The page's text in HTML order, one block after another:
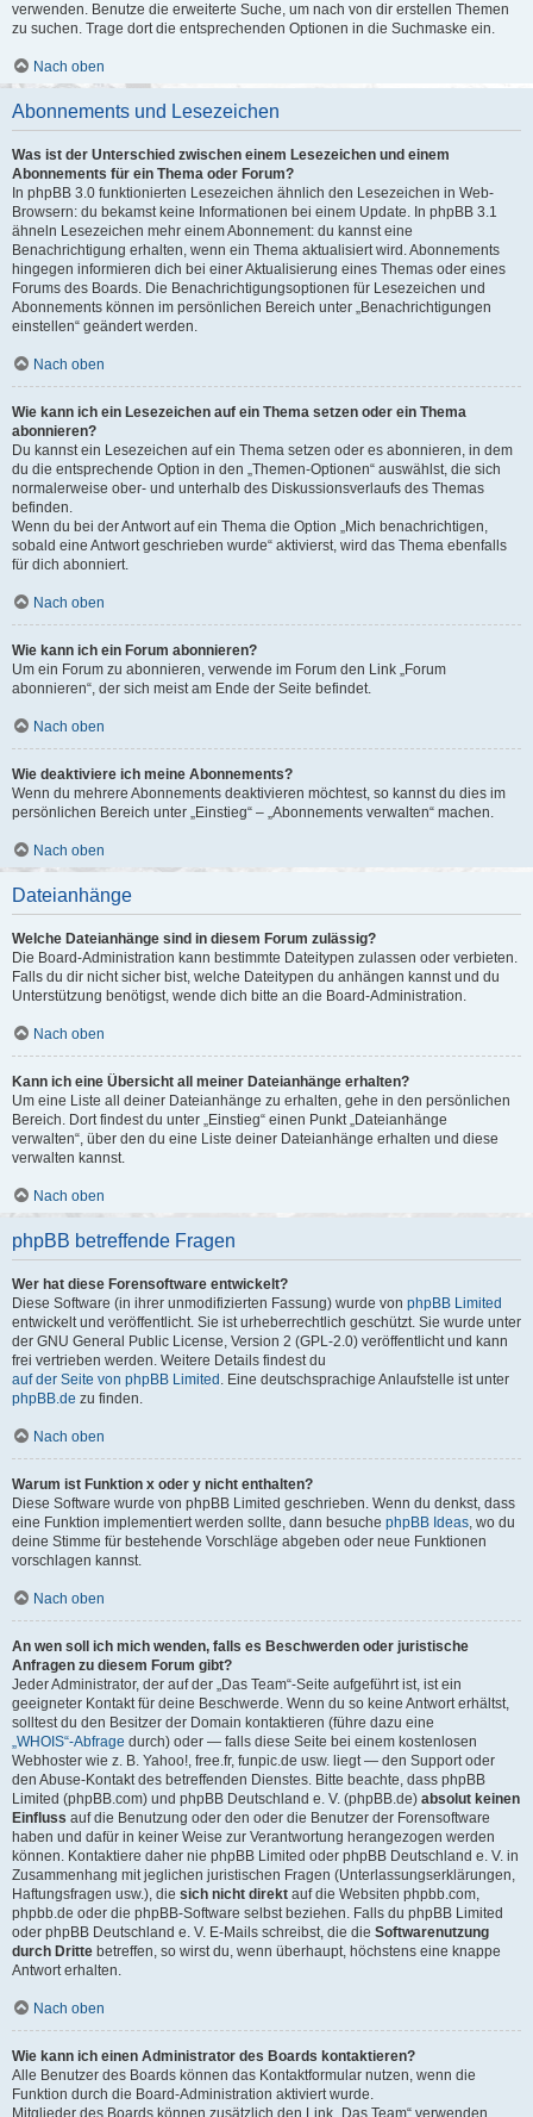
verwenden. Benutze die erweiterte Suche, um nach von dir erstellen Themen
zu suchen. Trage dort die entsprechenden Optionen in die Suchmaske ein.
Nach oben
Abonnements und Lesezeichen
Was ist der Unterschied zwischen einem Lesezeichen und einem
Abonnements für ein Thema oder Forum?
In phpBB 3.0 funktionierten Lesezeichen ähnlich den Lesezeichen in Web-
Browsern: du bekamst keine Informationen bei einem Update. In phpBB 3.1
ähneln Lesezeichen mehr einem Abonnement: du kannst eine
Benachrichtigung erhalten, wenn ein Thema aktualisiert wird. Abonnements
hingegen informieren dich bei einer Aktualisierung eines Themas oder eines
Forums des Boards. Die Benachrichtigungsoptionen für Lesezeichen und
Abonnements können im persönlichen Bereich unter „Benachrichtigungen
einstellen“ geändert werden.
Nach oben
Wie kann ich ein Lesezeichen auf ein Thema setzen oder ein Thema
abonnieren?
Du kannst ein Lesezeichen auf ein Thema setzen oder es abonnieren, in dem
du die entsprechende Option in den „Themen-Optionen“ auswählst, die sich
normalerweise ober- und unterhalb des Diskussionsverlaufs des Themas
befinden.
Wenn du bei der Antwort auf ein Thema die Option „Mich benachrichtigen,
sobald eine Antwort geschrieben wurde“ aktivierst, wird das Thema ebenfalls
für dich abonniert.
Nach oben
Wie kann ich ein Forum abonnieren?
Um ein Forum zu abonnieren, verwende im Forum den Link „Forum
abonnieren“, der sich meist am Ende der Seite befindet.
Nach oben
Wie deaktiviere ich meine Abonnements?
Wenn du mehrere Abonnements deaktivieren möchtest, so kannst du dies im
persönlichen Bereich unter „Einstieg“ – „Abonnements verwalten“ machen.
Nach oben
Dateianhänge
Welche Dateianhänge sind in diesem Forum zulässig?
Die Board-Administration kann bestimmte Dateitypen zulassen oder verbieten.
Falls du dir nicht sicher bist, welche Dateitypen du anhängen kannst und du
Unterstützung benötigst, wende dich bitte an die Board-Administration.
Nach oben
Kann ich eine Übersicht all meiner Dateianhänge erhalten?
Um eine Liste all deiner Dateianhänge zu erhalten, gehe in den persönlichen
Bereich. Dort findest du unter „Einstieg“ einen Punkt „Dateianhänge
verwalten“, über den du eine Liste deiner Dateianhänge erhalten und diese
verwalten kannst.
Nach oben
phpBB betreffende Fragen
Wer hat diese Forensoftware entwickelt?
Diese Software (in ihrer unmodifizierten Fassung) wurde von phpBB Limited
entwickelt und veröffentlicht. Sie ist urheberrechtlich geschützt. Sie wurde unter
der GNU General Public License, Version 2 (GPL-2.0) veröffentlicht und kann
frei vertrieben werden. Weitere Details findest du
auf der Seite von phpBB Limited . Eine deutschsprachige Anlaufstelle ist unter
phpBB.de zu finden.
Nach oben
Warum ist Funktion x oder y nicht enthalten?
Diese Software wurde von phpBB Limited geschrieben. Wenn du denkst, dass
eine Funktion implementiert werden sollte, dann besuche phpBB Ideas, wo du
deine Stimme für bestehende Vorschläge abgeben oder neue Funktionen
vorschlagen kannst.
Nach oben
An wen soll ich mich wenden, falls es Beschwerden oder juristische
Anfragen zu diesem Forum gibt?
Jeder Administrator, der auf der „Das Team“-Seite aufgeführt ist, ist ein
geeigneter Kontakt für deine Beschwerde. Wenn du so keine Antwort erhältst,
solltest du den Besitzer der Domain kontaktieren (führe dazu eine
„WHOIS“-Abfrage durch) oder — falls diese Seite bei einem kostenlosen
Webhoster wie z. B. Yahoo!, free.fr, funpic.de usw. liegt — den Support oder
den Abuse-Kontakt des betreffenden Dienstes. Bitte beachte, dass phpBB
Limited (phpBB.com) und phpBB Deutschland e. V. (phpBB.de) absolut keinen
Einfluss auf die Benutzung oder den oder die Benutzer der Forensoftware
haben und dafür in keiner Weise zur Verantwortung herangezogen werden
können. Kontaktiere daher nie phpBB Limited oder phpBB Deutschland e. V. in
Zusammenhang mit jeglichen juristischen Fragen (Unterlassungserklärungen,
Haftungsfragen usw.), die sich nicht direkt auf die Websiten phpbb.com,
phpbb.de oder die phpBB-Software selbst beziehen. Falls du phpBB Limited
oder phpBB Deutschland e. V. E-Mails schreibst, die die Softwarenutzung
durch Dritte betreffen, so wirst du, wenn überhaupt, höchstens eine knappe
Antwort erhalten.
Nach oben
Wie kann ich einen Administrator des Boards kontaktieren?
Alle Benutzer des Boards können das Kontaktformular nutzen, wenn die
Funktion durch die Board-Administration aktiviert wurde.
Mitglieder des Boards können zusätzlich den Link „Das Team“ verwenden.